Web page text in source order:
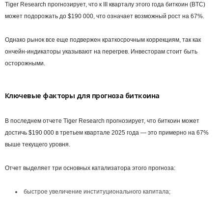
Tiger Research прогнозирует, что к III кварталу этого года биткоин (BTC)
может подорожать до $190 000, что означает возможный рост на 67%.
Однако рынок все еще подвержен краткосрочным коррекциям, так как
ончейн-индикаторы указывают на перегрев. Инвесторам стоит быть
осторожными.
Ключевые факторы для прогноза биткоина
В последнем отчете Tiger Research прогнозирует, что биткоин может
достичь $190 000 в третьем квартале 2025 года — это примерно на 67%
выше текущего уровня.
Отчет выделяет три основных катализатора этого прогноза:
быстрое увеличение институционального капитала;